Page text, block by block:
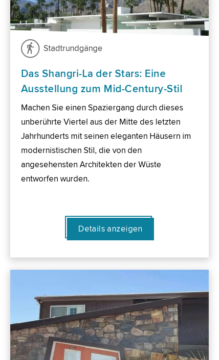
Stadtrundgänge
Das Shangri-La der Stars: Eine
Ausstellung zum Mid-Century-Stil
Machen Sie einen Spaziergang durch dieses
unberührte Viertel aus der Mitte des letzten
Jahrhunderts mit seinen eleganten Häusern im
modernistischen Stil, die von den
angesehensten Architekten der Wüste
entworfen wurden.
Details anzeigen